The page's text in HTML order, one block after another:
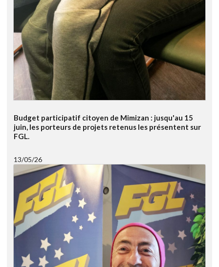
Budget participatif citoyen de Mimizan : jusqu'au 15
juin, les porteurs de projets retenus les présentent sur
FGL.
13/05/26